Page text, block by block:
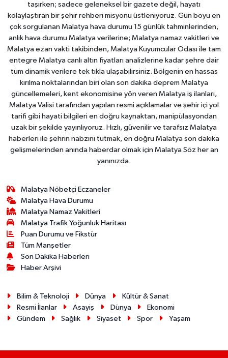
taşırken; sadece geleneksel bir gazete değil, hayatı
kolaylaştıran bir şehir rehberi misyonu üstleniyoruz. Gün boyu en
çok sorgulanan Malatya hava durumu 15 günlük tahminlerinden,
anlık hava durumu Malatya verilerine; Malatya namaz vakitleri ve
Malatya ezan vakti takibinden, Malatya Kuyumcular Odası ile tam
entegre Malatya canlı altın fiyatları analizlerine kadar şehre dair
tüm dinamik verilere tek tıkla ulaşabilirsiniz. Bölgenin en hassas
kırılma noktalarından biri olan son dakika deprem Malatya
güncellemeleri, kent ekonomisine yön veren Malatya iş ilanları,
Malatya Valisi tarafından yapılan resmi açıklamalar ve şehir içi yol
tarifi gibi hayati bilgileri en doğru kaynaktan, manipülasyondan
uzak bir şekilde yayınlıyoruz. Hızlı, güvenilir ve tarafsız Malatya
haberleri ile şehrin nabzını tutmak, en doğru Malatya son dakika
gelişmelerinden anında haberdar olmak için Malatya Söz her an
yanınızda.
Malatya Nöbetçi Eczaneler
Malatya Hava Durumu
Malatya Namaz Vakitleri
Malatya Trafik Yoğunluk Haritası
Puan Durumu ve Fikstür
Tüm Manşetler
Son Dakika Haberleri
Haber Arşivi
Bilim & Teknoloji Dünya
Kültür & Sanat
Resmi İlanlar
Asayiş Dünya
Ekonomi
Gündem
Sağlık Siyaset Spor Yaşam